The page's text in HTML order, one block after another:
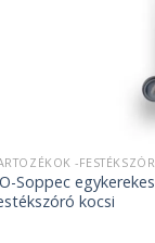
Soppec egykerekes
kocsi